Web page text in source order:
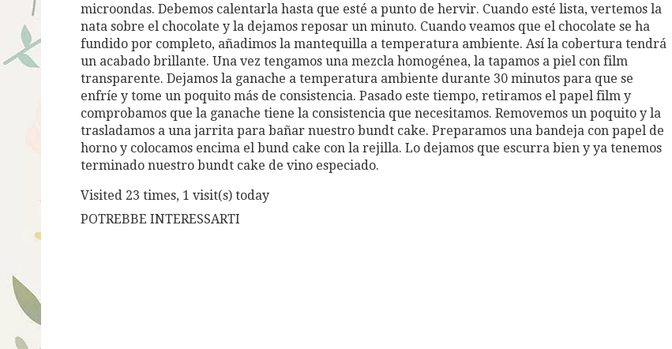
microondas. Debemos calentarla hasta que esté a punto de hervir. Cuando esté lista, vertemos la
nata sobre el chocolate y la dejamos reposar un minuto. Cuando veamos que el chocolate se ha
fundido por completo, añadimos la mantequilla a temperatura ambiente. Así la cobertura tendrá
un acabado brillante. Una vez tengamos una mezcla homogénea, la tapamos a piel con film
transparente. Dejamos la ganache a temperatura ambiente durante 30 minutos para que se
enfríe y tome un poquito más de consistencia. Pasado este tiempo, retiramos el papel film y
comprobamos que la ganache tiene la consistencia que necesitamos. Removemos un poquito y la
trasladamos a una jarrita para bañar nuestro bundt cake. Preparamos una bandeja con papel de
horno y colocamos encima el bund cake con la rejilla. Lo dejamos que escurra bien y ya tenemos
terminado nuestro bundt cake de vino especiado.
Visited 23 times, 1 visit(s) today
POTREBBE INTERESSARTI